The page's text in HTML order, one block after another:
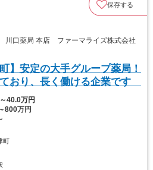
保存する
川口薬局 本店 ファーマライズ株式会社
】安定の大手グループ薬局！
おり、長く働ける企業です
40.0万円
800万円
町